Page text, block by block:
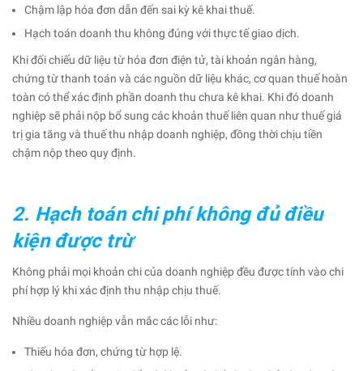
Chậm lập hóa đơn dẫn đến sai kỳ kê khai thuế.
Hạch toán doanh thu không đúng với thực tế giao dịch.
Khi đối chiếu dữ liệu từ hóa đơn điện tử, tài khoản ngân hàng,
chứng từ thanh toán và các nguồn dữ liệu khác, cơ quan thuế hoàn
toàn có thể xác định phần doanh thu chưa kê khai. Khi đó doanh
nghiệp sẽ phải nộp bổ sung các khoản thuế liên quan như thuế giá
trị gia tăng và thuế thu nhập doanh nghiệp, đồng thời chịu tiền
chậm nộp theo quy định.
2. Hạch toán chi phí không đủ điều
kiện được trừ
Không phải mọi khoản chi của doanh nghiệp đều được tính vào chi
phí hợp lý khi xác định thu nhập chịu thuế.
Nhiều doanh nghiệp vẫn mắc các lỗi như:
Thiếu hóa đơn, chứng từ hợp lệ.